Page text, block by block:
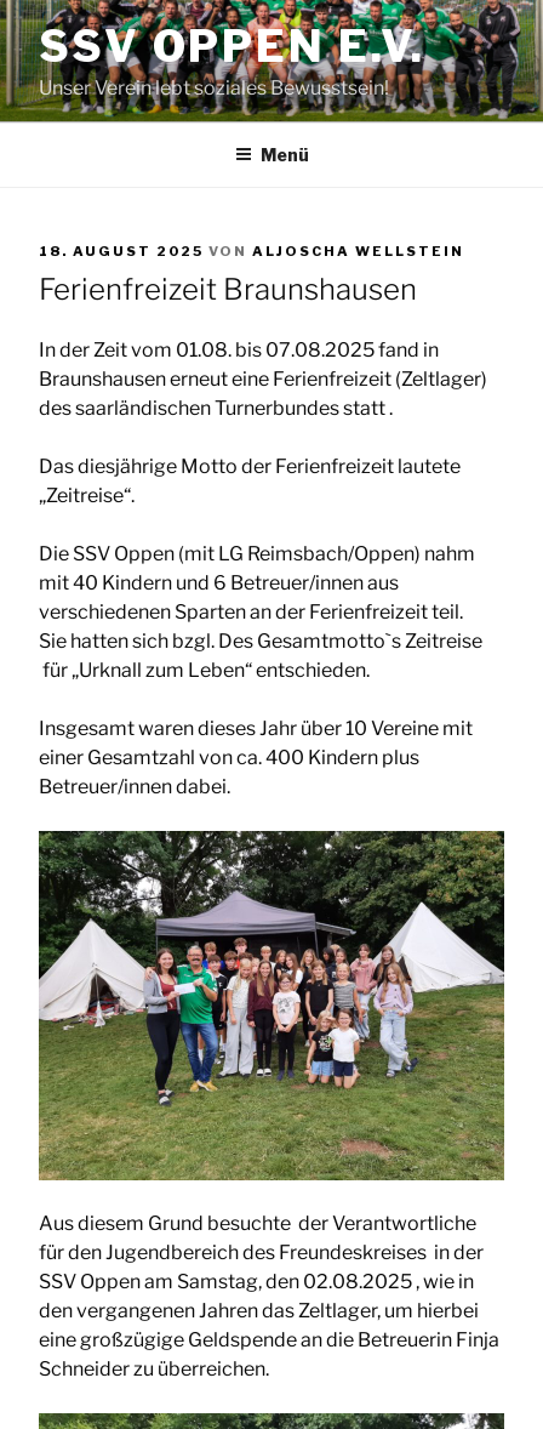
Zum
Inhalt
springenSSV OPPEN E.V.
Unser Verein lebt soziales Bewusstsein!
Menü
VERÖFFENTLICHT
AM
18. AUGUST 2025 VON ALJOSCHA WELLSTEIN
Ferienfreizeit Braunshausen
In der Zeit vom 01.08. bis 07.08.2025 fand in
Braunshausen erneut eine Ferienfreizeit (Zeltlager)
des saarländischen Turnerbundes statt .
Das diesjährige Motto der Ferienfreizeit lautete
„Zeitreise“.
Die SSV Oppen (mit LG Reimsbach/Oppen) nahm
mit 40 Kindern und 6 Betreuer/innen aus
verschiedenen Sparten an der Ferienfreizeit teil.
Sie hatten sich bzgl. Des Gesamtmotto`s Zeitreise
für „Urknall zum Leben“ entschieden.
Insgesamt waren dieses Jahr über 10 Vereine mit
einer Gesamtzahl von ca. 400 Kindern plus
Betreuer/innen dabei.
Aus diesem Grund besuchte der Verantwortliche
für den Jugendbereich des Freundeskreises in der
SSV Oppen am Samstag, den 02.08.2025 , wie in
den vergangenen Jahren das Zeltlager, um hierbei
eine großzügige Geldspende an die Betreuerin Finja
Schneider zu überreichen.